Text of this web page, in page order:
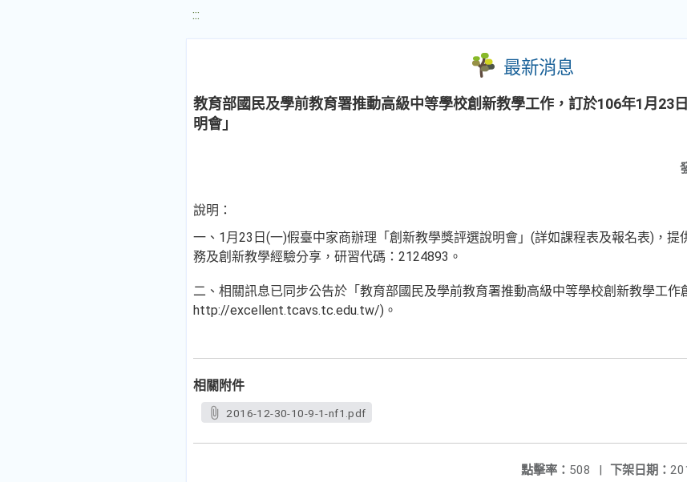
:::
最新消息
教育部國民及學前教育署推動高級中等學校創新教學工作，訂於106年1月23
明會」
說明：
一、1月23日(一)假臺中家商辦理「創新教學獎評選說明會」(詳如課程表及報名表)，
務及創新教學經驗分享，研習代碼：2124893。
二、相關訊息已同步公告於「教育部國民及學前教育署推動高級中等學校創新教學工作
http://excellent.tcavs.tc.edu.tw/)。
相關附件
2016-12-30-10-9-1-nf1.pdf
下架日期：
點擊率： 508 |